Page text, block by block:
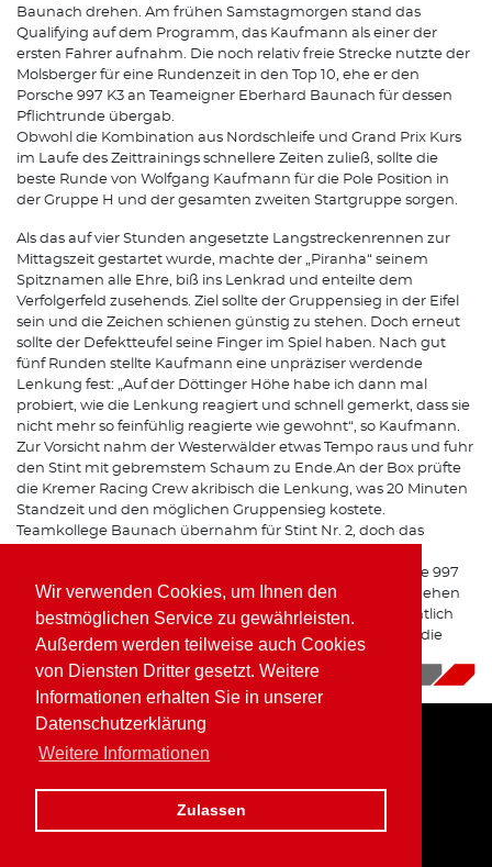
Wir verwenden Cookies, um Ihnen den
bestmöglichen Service zu gewährleisten.
Außerdem werden teilweise auch Cookies
von Diensten Dritter gesetzt. Weitere
Informationen erhalten Sie in unserer
Datenschutzerklärung
Weitere Informationen
Zulassen
Baunach drehen. Am frühen Samstagmorgen stand das
Qualifying auf dem Programm, das Kaufmann als einer der
ersten Fahrer aufnahm. Die noch relativ freie Strecke nutzte der
Molsberger für eine Rundenzeit in den Top 10, ehe er den
Porsche 997 K3 an Teameigner Eberhard Baunach für dessen
Pflichtrunde übergab.
Obwohl die Kombination aus Nordschleife und Grand Prix Kurs
im Laufe des Zeittrainings schnellere Zeiten zuließ, sollte die
beste Runde von Wolfgang Kaufmann für die Pole Position in
der Gruppe H und der gesamten zweiten Startgruppe sorgen.
Als das auf vier Stunden angesetzte Langstreckenrennen zur
Mittagszeit gestartet wurde, machte der „Piranha“ seinem
Spitznamen alle Ehre, biß ins Lenkrad und enteilte dem
Verfolgerfeld zusehends. Ziel sollte der Gruppensieg in der Eifel
sein und die Zeichen schienen günstig zu stehen. Doch erneut
sollte der Defektteufel seine Finger im Spiel haben. Nach gut
fünf Runden stellte Kaufmann eine unpräziser werdende
Lenkung fest: „Auf der Döttinger Höhe habe ich dann mal
probiert, wie die Lenkung reagiert und schnell gemerkt, dass sie
nicht mehr so feinfühlig reagierte wie gewohnt“, so Kaufmann.
Zur Vorsicht nahm der Westerwälder etwas Tempo raus und fuhr
den Stint mit gebremstem Schaum zu Ende.An der Box prüfte
die Kremer Racing Crew akribisch die Lenkung, was 20 Minuten
Standzeit und den möglichen Gruppensieg kostete.
Teamkollege Baunach übernahm für Stint Nr. 2, doch das
Sicherheitsgründen entschied sich das Team, den Porsche 997
K3 aus dem Rennen zurück zu ziehen. „In zwei Wochen gehen
wir bei VLN 4 wieder an den Start und können uns hoffentlich
endlich mal einen Siegerkranz abholen“, gab Kaufmann die
28.06.2018
Home Impressum